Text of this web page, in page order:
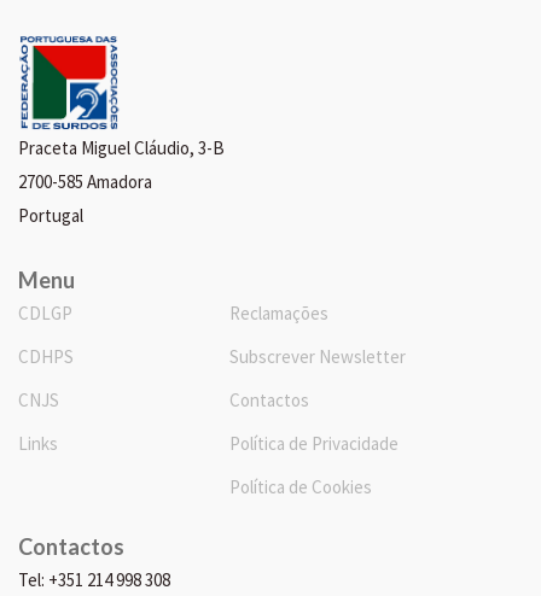
Praceta Miguel Cláudio, 3-B
2700-585 Amadora
Portugal
Menu
CDLGP
CDHPS
CNJS
Links
Reclamações
Subscrever Newsletter
Contactos
Política de Privacidade
Política de Cookies
Contactos
Tel: +351 214 998 308